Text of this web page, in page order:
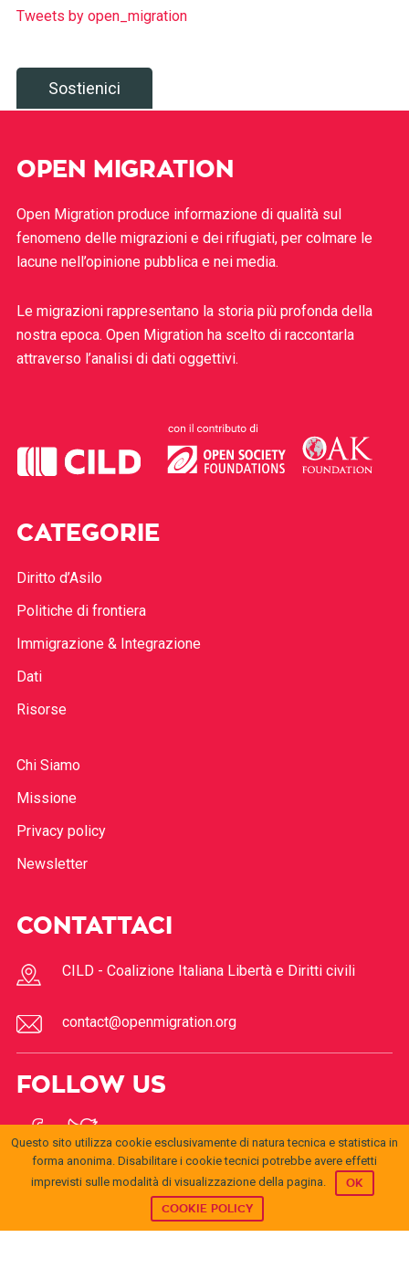
Tweets by open_migration
Sostienici
OPEN MIGRATION
Open Migration produce informazione di qualità sul
fenomeno delle migrazioni e dei rifugiati, per colmare le
lacune nell’opinione pubblica e nei media.
Le migrazioni rappresentano la storia più profonda della
nostra epoca. Open Migration ha scelto di raccontarla
attraverso l’analisi di dati oggettivi.
CATEGORIE
Diritto d’Asilo
Politiche di frontiera
Immigrazione & Integrazione
Dati
Risorse
Chi Siamo
Missione
Privacy policy
Newsletter
CONTATTACI
CILD - Coalizione Italiana Libertà e Diritti civili
contact@openmigration.org
FOLLOW US
openmigration.orgbyCILDis licensed under aCreative
© 2017Open
Questo sito utilizza cookie esclusivamente di natura tecnica e statistica in
forma anonima. Disabilitare i cookie tecnici potrebbe avere effetti
imprevisti sulle modalità di visualizzazione della pagina.
OK
COOKIE POLICY